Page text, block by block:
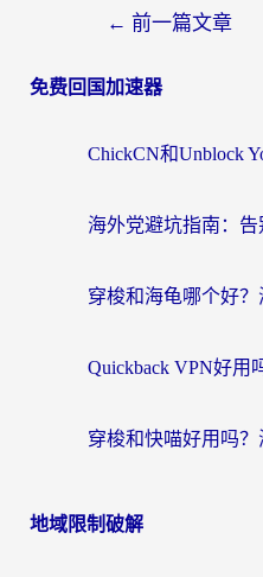
← 前一篇文章
免费回国加速器
地域限制破解